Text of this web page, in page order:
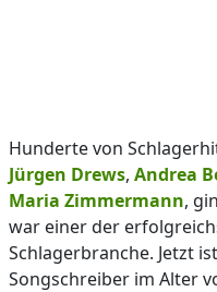
Hunderte von
Jürgen Drews, Andrea
Maria Zimmermann,
war einer der
Schlagerbranche. Jetzt
Songschreiber im Alter